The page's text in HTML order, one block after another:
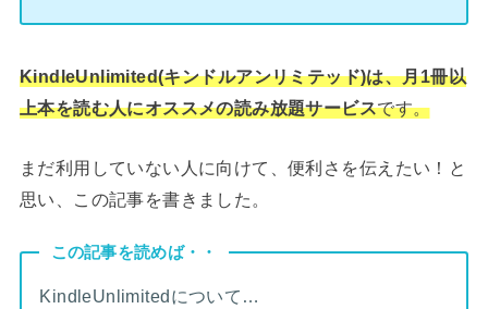
KindleUnlimited(キンドルアンリミテッド)は、月1冊以
上本を読む人にオススメの読み放題サービスです。
まだ利用していない人に向けて、便利さを伝えたい！と
思い、この記事を書きました。
この記事を読めば・・
KindleUnlimitedについて…